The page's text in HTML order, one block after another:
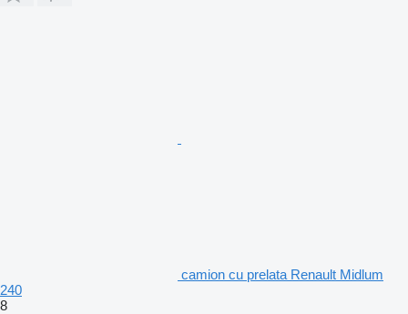
camion cu prelata Renault Midlum
240
8